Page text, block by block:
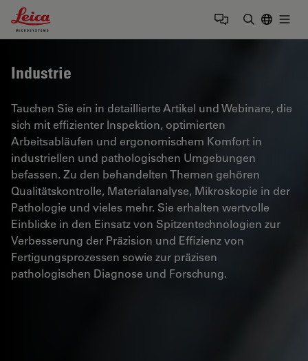
Leica Microsystems Logo
Industrie
Tauchen Sie ein in detaillierte Artikel und Webinare, die
sich mit effizienter Inspektion, optimierten
Arbeitsabläufen und ergonomischem Komfort in
industriellen und pathologischen Umgebungen
befassen. Zu den behandelten Themen gehören
Qualitätskontrolle, Materialanalyse, Mikroskopie in der
Pathologie und vieles mehr. Sie erhalten wertvolle
Einblicke in den Einsatz von Spitzentechnologien zur
Verbesserung der Präzision und Effizienz von
Fertigungsprozessen sowie zur präzisen
pathologischen Diagnose und Forschung.